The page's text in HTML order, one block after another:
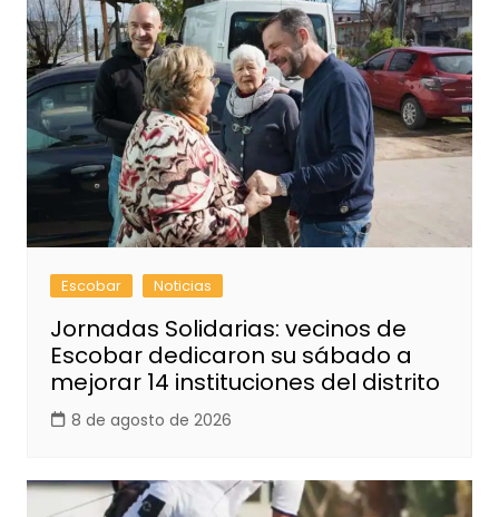
Escobar Noticias
Jornadas Solidarias: vecinos de
Escobar dedicaron su sábado a
mejorar 14 instituciones del distrito
8 de agosto de 2026